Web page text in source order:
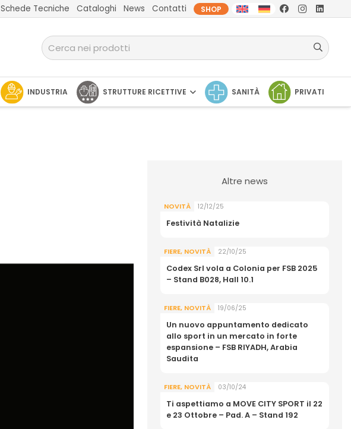
Schede Tecniche Cataloghi News Contatti SHOP
INDUSTRIA STRUTTURE RICETTIVE SANITÀ PRIVATI
Altre news
NOVITÀ 12/12/25
Festività Natalizie
FIERE, NOVITÀ 22/10/25
Codex Srl vola a Colonia per FSB 2025
– Stand B028, Hall 10.1
FIERE, NOVITÀ 19/06/25
Un nuovo appuntamento dedicato
allo sport in un mercato in forte
espansione – FSB RIYADH, Arabia
Saudita
FIERE, NOVITÀ 03/10/24
Ti aspettiamo a MOVE CITY SPORT il 22
e 23 Ottobre – Pad. A – Stand 192